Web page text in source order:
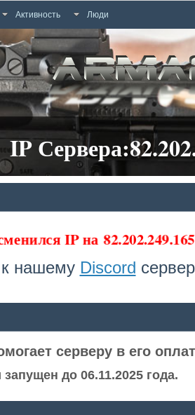
Активность Люди
IP
IP на
к нашему Discord
серверу в его
до 06.11.2025 года.